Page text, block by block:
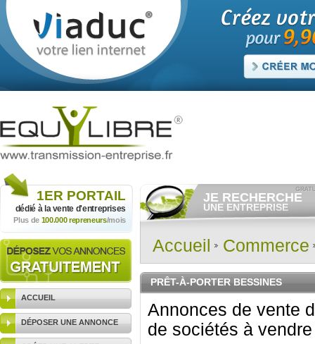
1ER PORTAIL
dédié à la vente d'entreprises
Plus de 100.000 repreneurs/mois
ACCUEIL
DÉPOSER UNE ANNONCE
JE RECHERCHE
UNE ENTREPRISE
Consulter gratuitementles
vendre.
Et/ou déposergratuitement
RECHERCHER UNE
ANNONCE
Accueil Commerce
PRÊT-À-PORTER BESSINES
Annonces de vente
de sociétés à